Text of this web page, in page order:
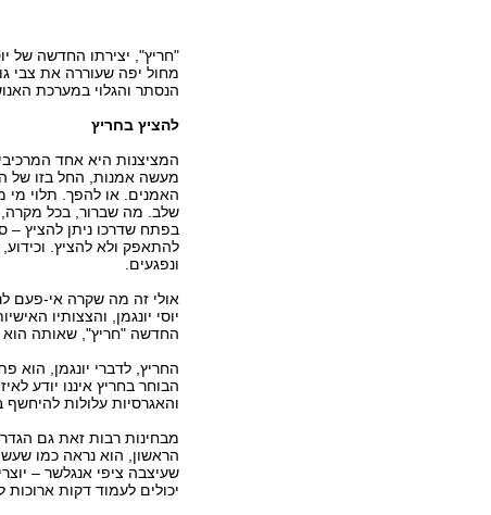
"חריץ", יצירתו החדשה של
מחול יפה שעוררה את צבי
הנסתר והגלוי במערכת
להציץ בחריץ
המציצנות היא אחד
מעשה אמנות, החל בזו של
האמנים. או להפך. תלוי מי
שלב. מה שברור, בכל
בפתח שדרכו ניתן להציץ –
להתאפק ולא להציץ.
ונפגעים.
אולי זה מה שקרה אי-פעם
יוסי יונגמן, והצצותיו
החדשה "חריץ", שאותה הוא
החריץ, לדברי יונגמן, הוא
הבוחר בחריץ איננו יודע
והאגרסיות עלולות להיחשף
מבחינות רבות זאת גם
הראשון, הוא נראה כמו
שעיצבה ציפי אנגלשר –
יכולים לעמוד דקות